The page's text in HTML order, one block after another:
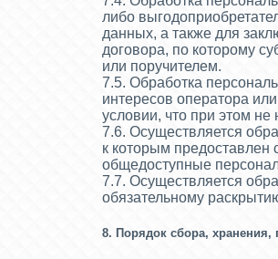
либо
данных, а также для
договора, по которому
или поручителем.
7.5. Обработка
интересов оператора
условии, что при этом
7.6. Осуществляется
к которым
общедоступные
7.7. Осуществляется
обязательному
8. Порядок сбора, хранения,